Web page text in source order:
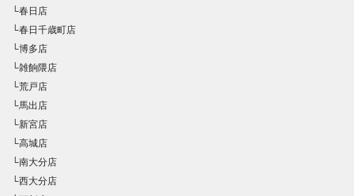
└春日店
└春日千歳町店
└博多店
└雑餉隈店
└荒戸店
└馬出店
└新宮店
└高城店
└南大分店
└西大分店